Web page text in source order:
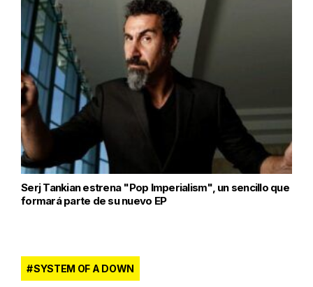
Serj Tankian estrena "Pop Imperialism", un sencillo que
formará parte de su nuevo EP
SYSTEM OF A DOWN